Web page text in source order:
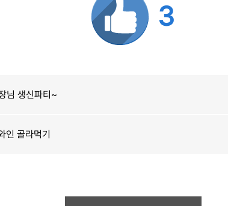
3
님 생신파티~
인 골라먹기